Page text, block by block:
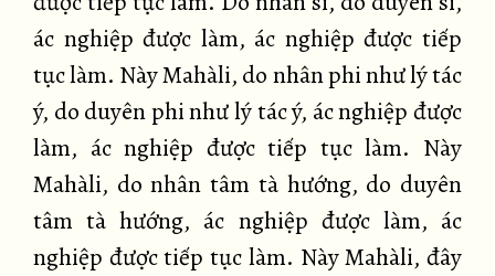
ác nghiệp được làm, ác nghiệp được tiếp
tục làm. Này Mahàli, do nhân phi như lý tác
ý, do duyên phi như lý tác ý, ác nghiệp được
làm, ác nghiệp được tiếp tục làm. Này
Mahàli, do nhân tâm tà hướng, do duyên
tâm tà hướng, ác nghiệp được làm, ác
nghiệp được tiếp tục làm. Này Mahàli, đây